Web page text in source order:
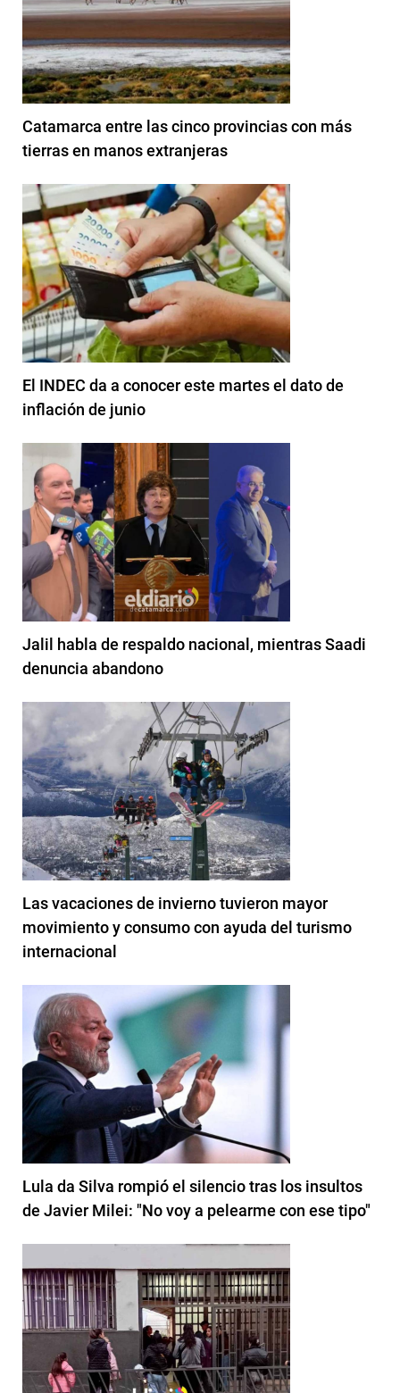
Catamarca entre las cinco provincias con más
tierras en manos extranjeras
El INDEC da a conocer este martes el dato de
inflación de junio
Jalil habla de respaldo nacional, mientras Saadi
denuncia abandono
Las vacaciones de invierno tuvieron mayor
movimiento y consumo con ayuda del turismo
internacional
Lula da Silva rompió el silencio tras los insultos
de Javier Milei: "No voy a pelearme con ese tipo"